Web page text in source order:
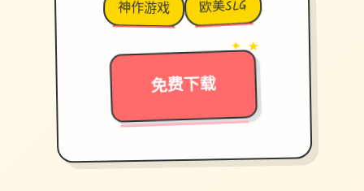
神作游戏 欧美SLG
免费下载
→
✦ ★